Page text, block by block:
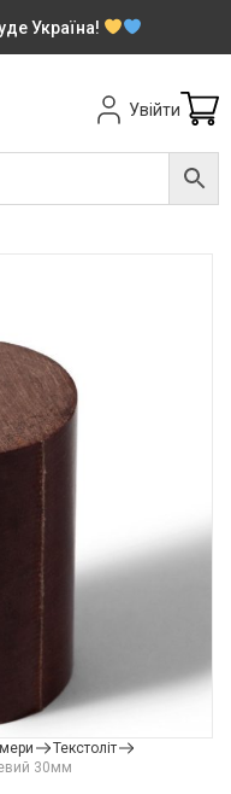
Україна!
Увійти
Текстоліт
30мм